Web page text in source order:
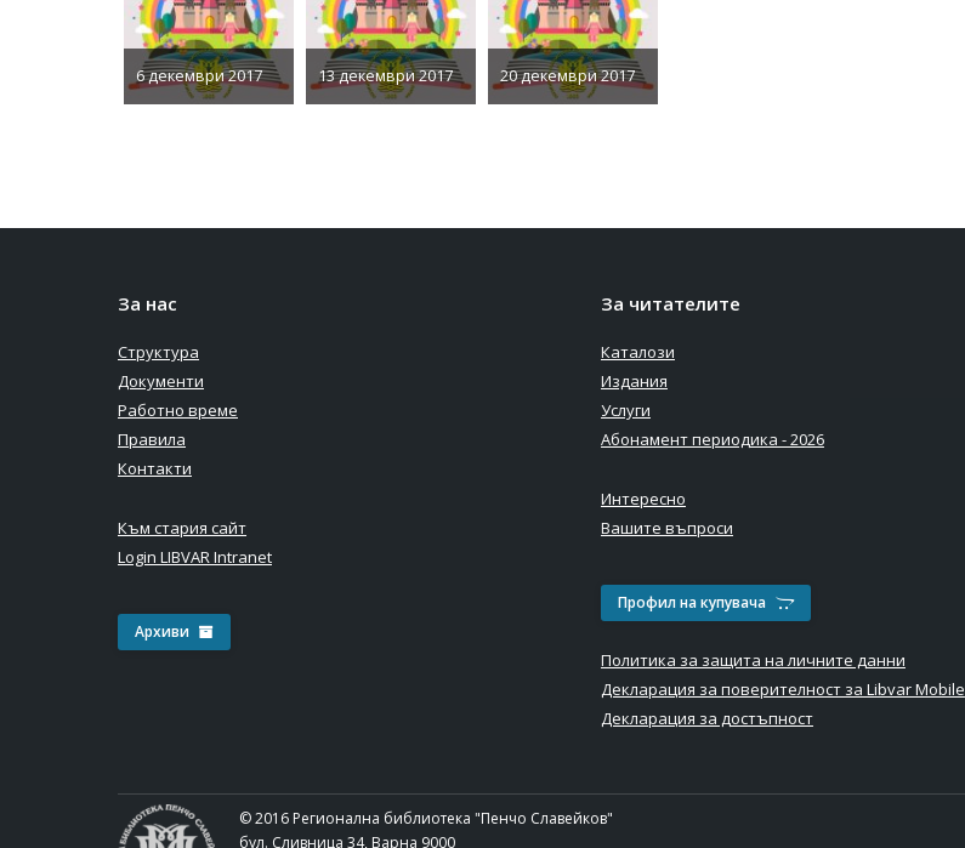
6 декември 2017 13 декември 2017 20 декември 2017
За нас
Структура
Документи
Работно време
Правила
Контакти
Към стария сайт
Login LIBVAR Intranet
Архиви
За читателите
Каталози
Издания
Услуги
Абонамент периодика - 2026
Интересно
Вашите въпроси
Профил на купувача
Политика за защита на личните данни
Декларация за поверителност за Libvar Mobile
Декларация за достъпност
© 2016 Регионална библиотека "Пенчо Славейков"
бул. Сливница 34, Варна 9000